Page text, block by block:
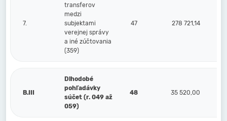
7.
transferov
medzi
subjektami
verejnej správy
a iné zúčtovania
(359)
47 278 721,14
B.III
Dlhodobé
pohľadávky
súčet (r. 049 až
059)
48 35 520,00